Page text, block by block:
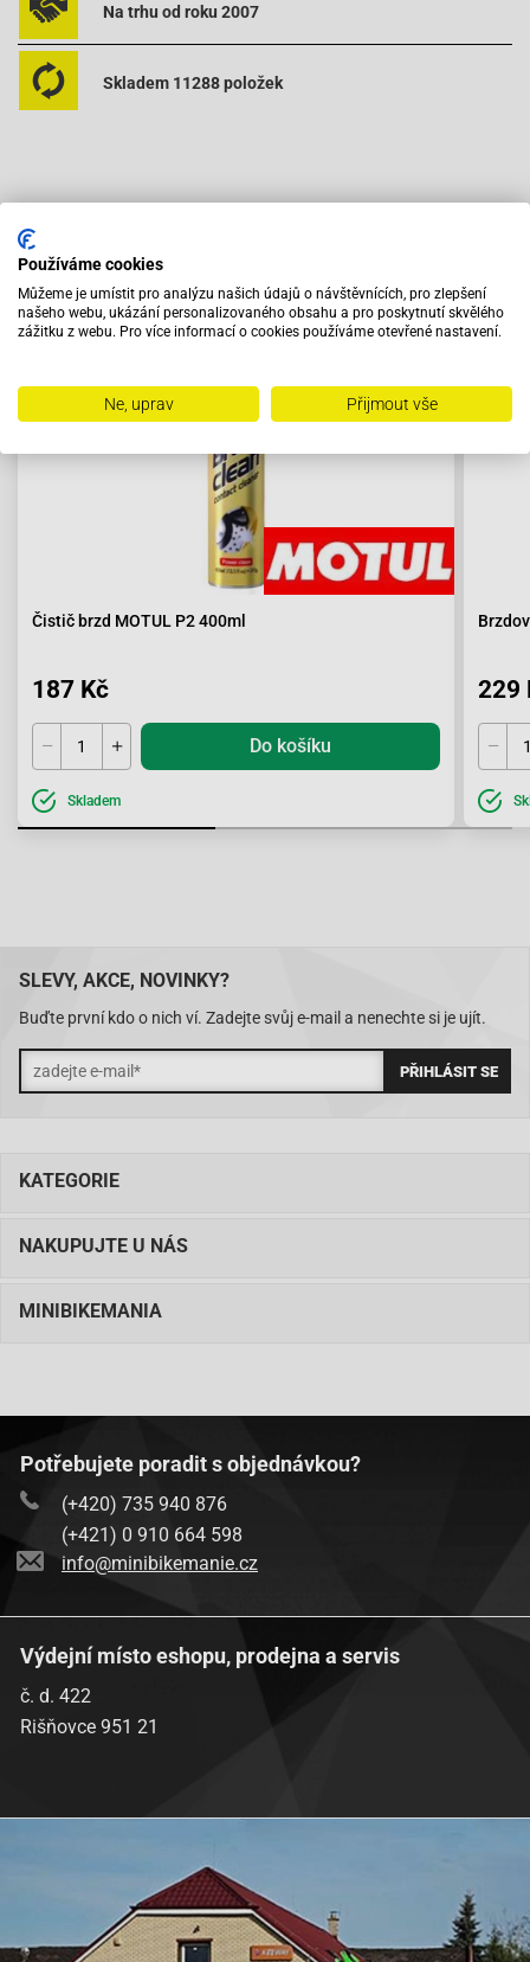
Na trhu od roku 2007
Skladem 11288 položek
Doporučujeme zakoupit s výrobkem
Čistič brzd MOTUL P2 400ml
187 Kč
Do košíku
Skladem
229
SLEVY, AKCE, NOVINKY?
Buďte první kdo o nich ví. Zadejte svůj e-mail a nenechte si je ujít.
KATEGORIE
NAKUPUJTE U NÁS
MINIBIKEMANIA
Potřebujete poradit s objednávkou?
(+420) 735 940 876
(+421) 0 910 664 598
info@minibikemanie.cz
Výdejní místo eshopu, prodejna a servis
č. d. 422
Rišňovce 951 21
Používáme cookies
Můžeme je umístit pro analýzu našich údajů o návštěvnících, pro zlepšení
našeho webu, ukázání personalizovaného obsahu a pro poskytnutí skvělého
zážitku z webu. Pro více informací o cookies používáme otevřené nastavení.
Ne, uprav Přijmout vše